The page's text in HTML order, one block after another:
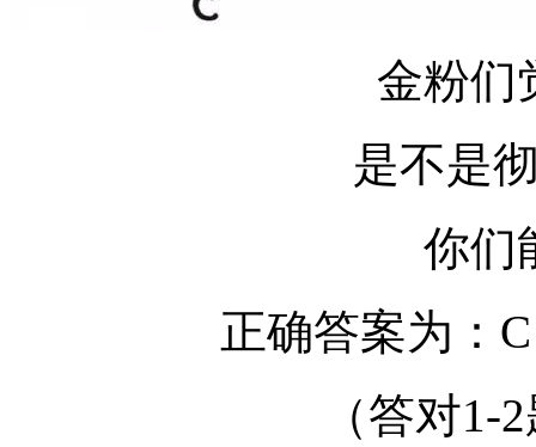
金粉们
是不是
你们
正确答案为：
（答对1-